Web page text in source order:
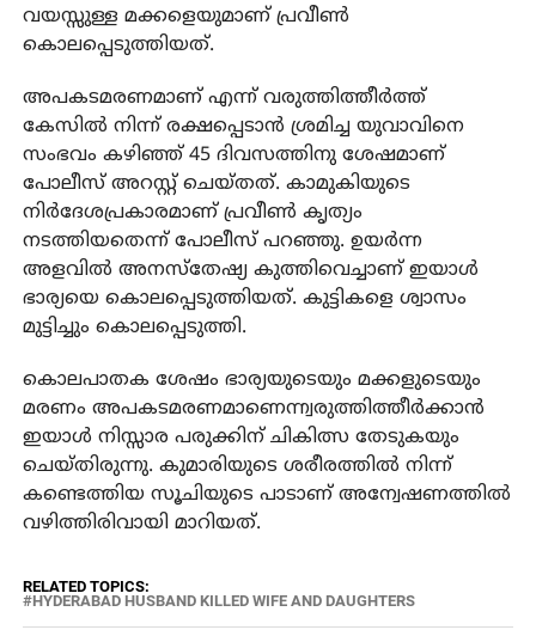
വയസ്സുള്ള മക്കളെയുമാണ് പ്രവീണ്‍
കൊലപ്പെടുത്തിയത്.
അപകടമരണമാണ് എന്ന് വരുത്തിത്തീര്‍ത്ത്
കേസില്‍ നിന്ന് രക്ഷപ്പെടാന്‍ ശ്രമിച്ച യുവാവിനെ
സംഭവം കഴിഞ്ഞ് 45 ദിവസത്തിനു ശേഷമാണ്
പോലീസ് അറസ്റ്റ് ചെയ്തത്. കാമുകിയുടെ
നിര്‍ദേശപ്രകാരമാണ് പ്രവീണ്‍ കൃത്യം
നടത്തിയതെന്ന് പോലീസ് പറഞ്ഞു. ഉയര്‍ന്ന
അളവില്‍ അനസ്തേഷ്യ കുത്തിവെച്ചാണ് ഇയാള്‍
ഭാര്യയെ കൊലപ്പെടുത്തിയത്. കുട്ടികളെ ശ്വാസം
മുട്ടിച്ചും കൊലപ്പെടുത്തി.
കൊലപാതക ശേഷം ഭാര്യയുടെയും മക്കളുടെയും
മരണം അപകടമരണമാണെന്ന്വരുത്തിത്തീര്‍ക്കാന്‍
ഇയാള്‍ നിസ്സാര പരുക്കിന് ചികിത്സ തേടുകയും
ചെയ്തിരുന്നു. കുമാരിയുടെ ശരീരത്തില്‍ നിന്ന്
കണ്ടെത്തിയ സൂചിയുടെ പാടാണ് അന്വേഷണത്തില്‍
വഴിത്തിരിവായി മാറിയത്.
RELATED TOPICS:
HYDERABAD HUSBAND KILLED WIFE AND DAUGHTERS